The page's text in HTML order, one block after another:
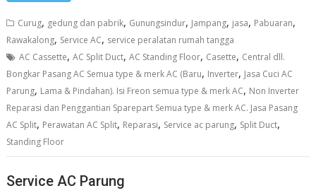
Curug, gedung dan pabrik, Gunungsindur, Jampang, jasa, Pabuaran,
Rawakalong, Service AC, service peralatan rumah tangga
AC Cassette,AC Split Duct,AC Standing Floor, Casette, Central dll.
Bongkar Pasang AC Semua type & merk AC (Baru, Inverter, Jasa Cuci AC
Parung, Lama & Pindahan). Isi Freon semua type & merk AC, Non Inverter
Reparasi dan Penggantian Sparepart Semua type & merk AC. Jasa Pasang
AC Split, Perawatan AC Split, Reparasi, Service ac parung, Split Duct,
Standing Floor
Service AC Parung